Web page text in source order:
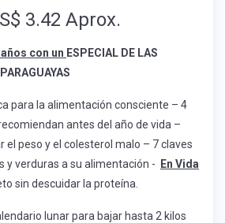
3.42 Aprox.
con un ESPECIAL DE LAS
para la alimentación consciente – 4
antes del año de vida –
el peso y el colesterol malo – 7 claves
y verduras a su alimentación -
En Vida
sin descuidar la proteína.
lunar para bajar hasta 2 kilos